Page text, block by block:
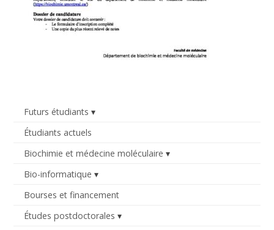
Futurs étudiants
Étudiants actuels
Biochimie et médecine moléculaire
Bio-informatique
Bourses et financement
Études postdoctorales